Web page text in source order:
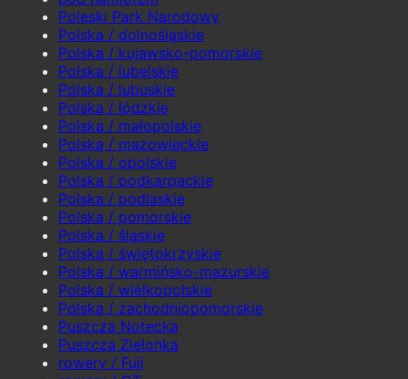
Poleski Park Narodowy
Polska / dolnośląskie
Polska / kujawsko-pomorskie
Polska / lubelskie
Polska / lubuskie
Polska / łódzkie
Polska / małopolskie
Polska / mazowieckie
Polska / opolskie
Polska / podkarpackie
Polska / podlaskie
Polska / pomorskie
Polska / śląskie
Polska / świętokrzyskie
Polska / warmińsko-mazurskie
Polska / wielkopolskie
Polska / zachodniopomorskie
Puszcza Notecka
Puszcza Zielonka
rowery / Fuji